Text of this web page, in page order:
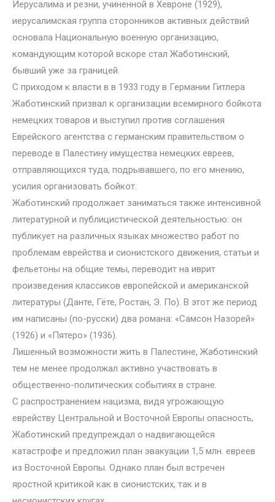
Иерусалима и резни, учиненной в Хевроне (1929),
иерусалимская группа сторонников активных действий
основала Национальную военную организацию,
командующим которой вскоре стал Жаботинский,
бывший уже за границей.
С приходом к власти в в 1933 году в Германии Гитлера
Жаботинский призвал к организации всемирного бойкота
немецких товаров и выступил против соглашения
Еврейского агентства с германским правительством о
переводе в Палестину имущества немецких евреев,
отправляющихся туда, подрывавшего, по его мнению,
усилия организовать бойкот.
Жаботинский продолжает заниматься также интенсивной
литературной и публицистической деятельностью: он
публикует на различных языках множество работ по
проблемам еврейства и сионистского движения, статьи и
фельетоны на общие темы, переводит на иврит
произведения классиков европейской и американской
литературы (Данте, Гёте, Ростан, Э. По). В этот же период
им написаны (по-русски) два романа: «Самсон Назорей»
(1926) и «Пятеро» (1936).
Лишенный возможности жить в Палестине, Жаботинский
тем не менее продолжал активно участвовать в
общественно-политических событиях в стране.
С распространением нацизма, видя угрожающую
еврейству Центральной и Восточной Европы опасность,
Жаботинский предупреждал о надвигающейся
катастрофе и предложил план эвакуации 1,5 млн. евреев
из Восточной Европы. Однако план был встречен
яростной критикой как в сионистских, так и в